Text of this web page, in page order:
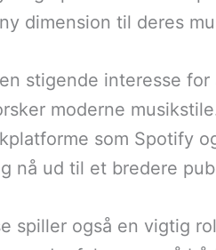
dimension til deres
stigende interesse
moderne
som Spotify
nå ud til et bredere
spiller også en vigtig